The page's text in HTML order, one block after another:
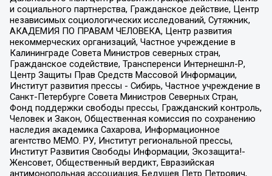
и социального партнерства, Гражданское действие, Центр
независимых социологических исследований, Сутяжник,
АКАДЕМИЯ ПО ПРАВАМ ЧЕЛОВЕКА, Центр развития
некоммерческих организаций, Частное учреждение в
Калининграде Совета Министров северных стран,
Гражданское содействие, Трансперенси Интернешнл-Р,
Центр Защиты Прав Средств Массовой Информации,
Институт развития прессы - Сибирь, Частное учреждение в
Санкт-Петербурге Совета Министров Северных Стран,
Фонд поддержки свободы прессы, Гражданский контроль,
Человек и Закон, Общественная комиссия по сохранению
наследия академика Сахарова, Информационное
агентство МЕМО. РУ, Институт региональной прессы,
Институт Развития Свободы Информации, Экозащита!-
Женсовет, Общественный вердикт, Евразийская
антимонопольная ассоциация, Бедушев Петр Петрович,